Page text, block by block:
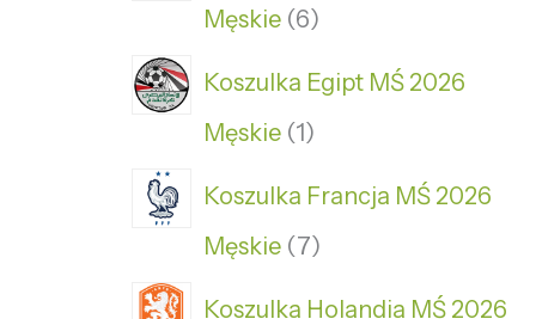
Męskie 6
Koszulka Egipt MŚ 2026
Męskie 1
Koszulka Francja MŚ 2026
Męskie 7
Koszulka Holandia MŚ 2026